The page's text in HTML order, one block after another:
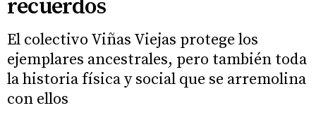
recuerdos
El colectivo Viñas Viejas protege los
ejemplares ancestrales, pero también toda
la historia física y social que se arremolina
con ellos